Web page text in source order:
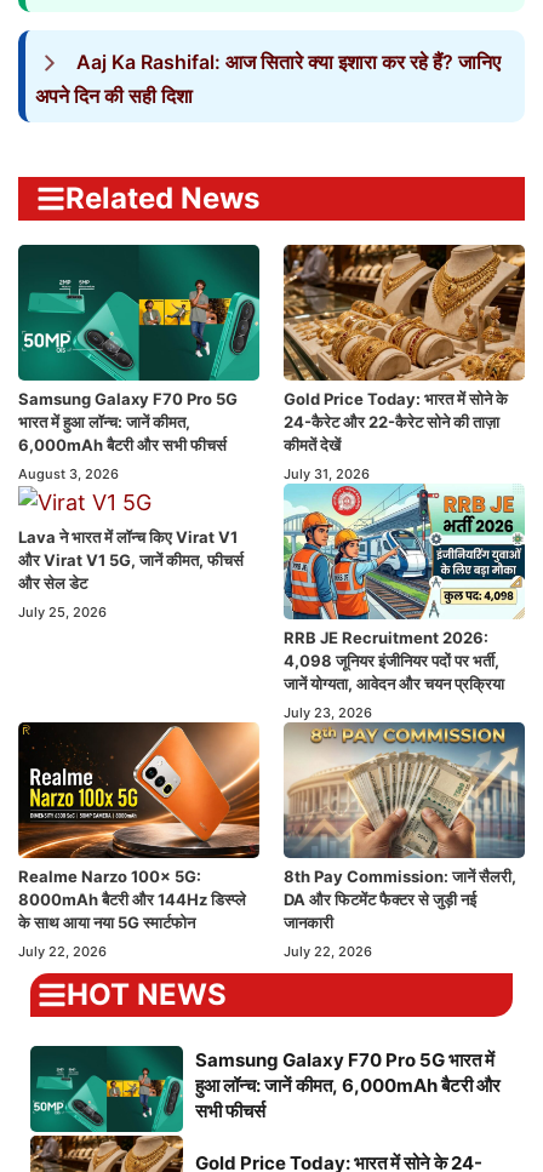
Aaj Ka Rashifal: आज सितारे क्या इशारा कर रहे हैं? जानिए
अपने दिन की सही दिशा
Related News
Samsung Galaxy F70 Pro 5G
भारत में हुआ लॉन्च: जानें कीमत,
6,000mAh बैटरी और सभी फीचर्स
August 3, 2026
Gold Price Today: भारत में सोने के
24-कैरेट और 22-कैरेट सोने की ताज़ा
कीमतें देखें
July 31, 2026
Lava ने भारत में लॉन्च किए Virat V1
और Virat V1 5G, जानें कीमत, फीचर्स
और सेल डेट
July 25, 2026
RRB JE Recruitment 2026:
4,098 जूनियर इंजीनियर पदों पर भर्ती,
जानें योग्यता, आवेदन और चयन प्रक्रिया
July 23, 2026
Realme Narzo 100x 5G:
8000mAh बैटरी और 144Hz डिस्प्ले
के साथ आया नया 5G स्मार्टफोन
July 22, 2026
8th Pay Commission: जानें सैलरी,
DA और फिटमेंट फैक्टर से जुड़ी नई
जानकारी
July 22, 2026
HOT NEWS
Samsung Galaxy F70 Pro 5G भारत में
हुआ लॉन्च: जानें कीमत, 6,000mAh बैटरी और
सभी फीचर्स
Gold Price Today: भारत में सोने के 24-